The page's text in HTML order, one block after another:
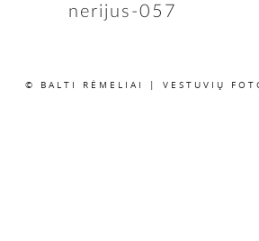
ISTORIJOS
nerijus-057
© BALTI RĖMELIAI | VESTUVIŲ